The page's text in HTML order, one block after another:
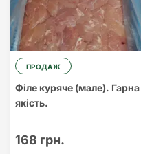
ПРОДАЖ
Філе куряче (мале). Гарна
якість.
168 грн.